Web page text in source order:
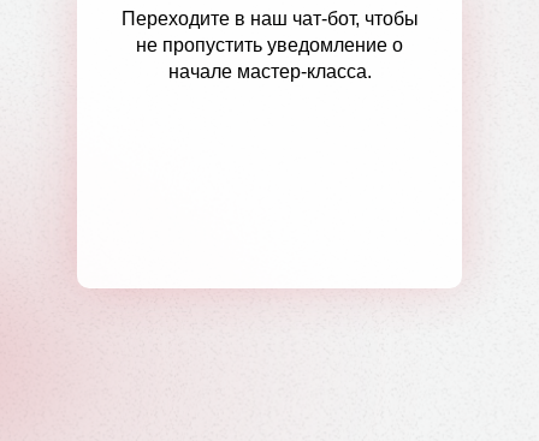
Переходите в наш чат-бот, чтобы
не пропустить уведомление о
начале мастер-класса.